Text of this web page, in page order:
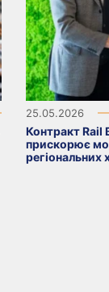
25.05.2026
Контракт Rail
прискорює
регіональних